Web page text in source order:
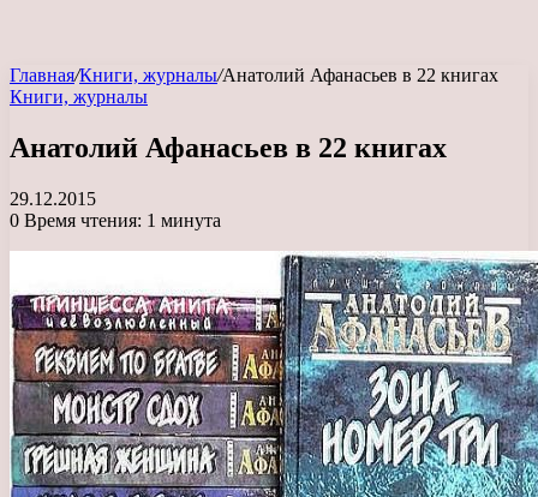
Главная/Книги, журналы/Анатолий Афанасьев в 22 книгах
Книги, журналы
Анатолий Афанасьев в 22 книгах
29.12.2015
0 Время чтения: 1 минута